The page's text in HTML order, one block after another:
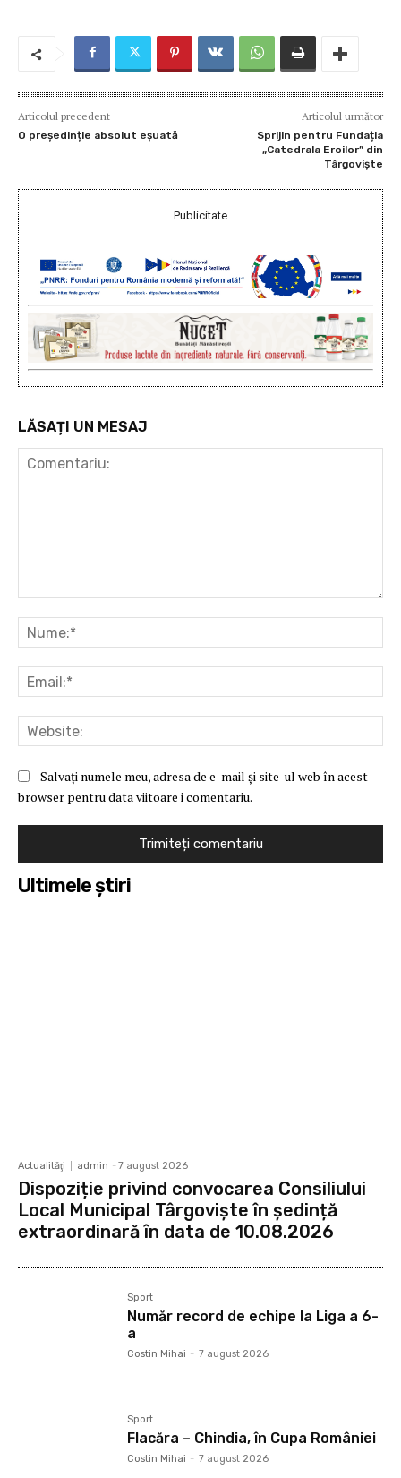
Articolul precedent
O președinție absolut eșuată
Articolul următor
Sprijin pentru Fundația
„Catedrala Eroilor” din
Târgoviște
Publicitate
LĂSAȚI UN MESAJ
Salvați numele meu, adresa de e-mail și site-ul web în acest
browser pentru data viitoare i comentariu.
Ultimele ştiri
Actualităţi admin - 7 august 2026
Dispoziție privind convocarea Consiliului
Local Municipal Târgoviște în ședință
extraordinară în data de 10.08.2026
Sport
Număr record de echipe la Liga a 6-
a
Costin Mihai - 7 august 2026
Sport
Flacăra – Chindia, în Cupa României
Costin Mihai - 7 august 2026